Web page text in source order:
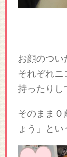
お顔のつい
それぞれニ
持ったりし
そのまま０
ょう」とい